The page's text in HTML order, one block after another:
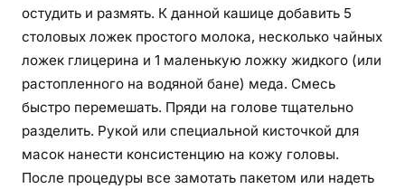
остудить и размять. К данной кашице добавить 5
столовых ложек простого молока, несколько чайных
ложек глицерина и 1 маленькую ложку жидкого (или
растопленного на водяной бане) меда. Смесь
быстро перемешать. Пряди на голове тщательно
разделить. Рукой или специальной кисточкой для
масок нанести консистенцию на кожу головы.
После процедуры все замотать пакетом или надеть